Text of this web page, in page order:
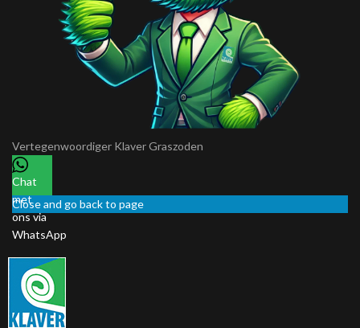
Vertegenwoordiger Klaver Graszoden
Chat
met
ons via
WhatsApp
Close and go back to page